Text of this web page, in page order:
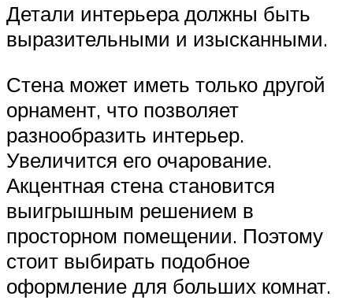
Детали интерьера должны быть
выразительными и изысканными.
Стена может иметь только другой
орнамент, что позволяет
разнообразить интерьер.
Увеличится его очарование.
Акцентная стена становится
выигрышным решением в
просторном помещении. Поэтому
стоит выбирать подобное
оформление для больших комнат.